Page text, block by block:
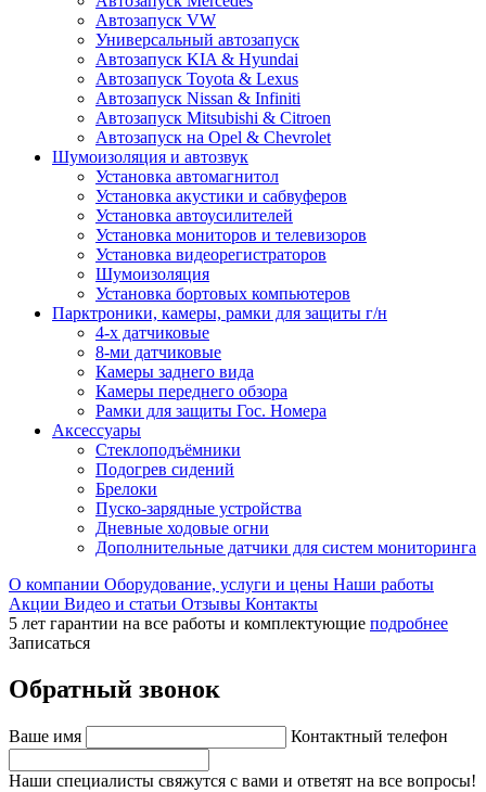
Автозапуск VW
Универсальный автозапуск
Автозапуск KIA & Hyundai
Автозапуск Toyota & Lexus
Автозапуск Nissan & Infiniti
Автозапуск Mitsubishi & Citroen
Автозапуск на Opel & Chevrolet
Шумоизоляция и автозвук
Установка автомагнитол
Установка акустики и сабвуферов
Установка автоусилителей
Установка мониторов и телевизоров
Установка видеорегистраторов
Шумоизоляция
Установка бортовых компьютеров
Парктроники, камеры, рамки для защиты г/н
4-х датчиковые
8-ми датчиковые
Камеры заднего вида
Камеры переднего обзора
Рамки для защиты Гос. Номера
Аксессуары
Стеклоподъёмники
Подогрев сидений
Брелоки
Пуско-зарядные устройства
Дневные ходовые огни
Дополнительные датчики для систем мониторинга
О компании Оборудование, услуги и цены Наши работы
Акции Видео и статьи Отзывы Контакты
5 лет гарантии на все работы и комплектующие подробнее
Записаться
Обратный звонок
Ваше имя Контактный телефон
Наши специалисты свяжутся с вами и ответят на все вопросы!